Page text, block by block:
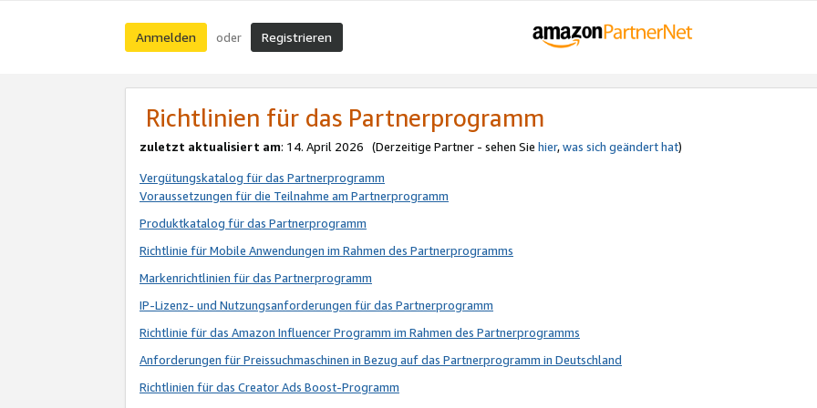
Anmelden oder Registrieren
Richtlinien für das Partnerprogramm
zuletzt aktualisiert am: 14. April 2026 (Derzeitige Partner - sehen Sie hier,was sich geändert hat)
Vergütungskatalog für das Partnerprogramm
Voraussetzungen für die Teilnahme am Partnerprogramm
Produktkatalog für das Partnerprogramm
Richtlinie für Mobile Anwendungen im Rahmen des Partnerprogramms
Markenrichtlinien für das Partnerprogramm
IP-Lizenz- und Nutzungsanforderungen für das Partnerprogramm
Richtlinie für das Amazon Influencer Programm im Rahmen des Partnerprogramms
Anforderungen für Preissuchmaschinen in Bezug auf das Partnerprogramm in Deutschland
Richtlinien für das Creator Ads Boost-Programm